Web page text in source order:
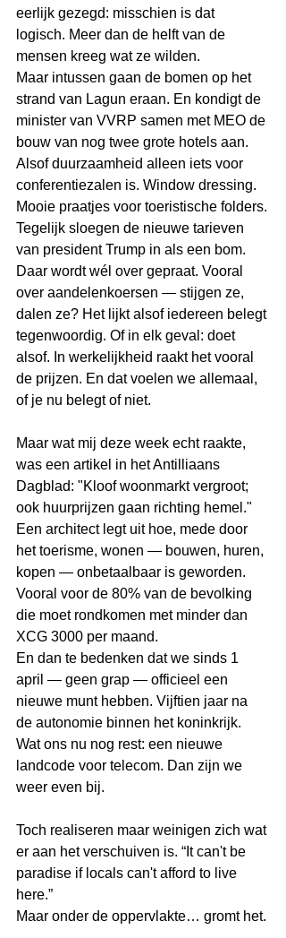
eerlijk gezegd: misschien is dat
logisch. Meer dan de helft van de
mensen kreeg wat ze wilden.
Maar intussen gaan de bomen op het
strand van Lagun eraan. En kondigt de
minister van VVRP samen met MEO de
bouw van nog twee grote hotels aan.
Alsof duurzaamheid alleen iets voor
conferentiezalen is. Window dressing.
Mooie praatjes voor toeristische folders.
Tegelijk sloegen de nieuwe tarieven
van president Trump in als een bom.
Daar wordt wél over gepraat. Vooral
over aandelenkoersen — stijgen ze,
dalen ze? Het lijkt alsof iedereen belegt
tegenwoordig. Of in elk geval: doet
alsof. In werkelijkheid raakt het vooral
de prijzen. En dat voelen we allemaal,
of je nu belegt of niet.
Maar wat mij deze week echt raakte,
was een artikel in het Antilliaans
Dagblad: "Kloof woonmarkt vergroot;
ook huurprijzen gaan richting hemel."
Een architect legt uit hoe, mede door
het toerisme, wonen — bouwen, huren,
kopen — onbetaalbaar is geworden.
Vooral voor de 80% van de bevolking
die moet rondkomen met minder dan
XCG 3000 per maand.
En dan te bedenken dat we sinds 1
april — geen grap — officieel een
nieuwe munt hebben. Vijftien jaar na
de autonomie binnen het koninkrijk.
Wat ons nu nog rest: een nieuwe
landcode voor telecom. Dan zijn we
weer even bij.
Toch realiseren maar weinigen zich wat
er aan het verschuiven is. “It can't be
paradise if locals can't afford to live
here.”
Maar onder de oppervlakte… gromt het.